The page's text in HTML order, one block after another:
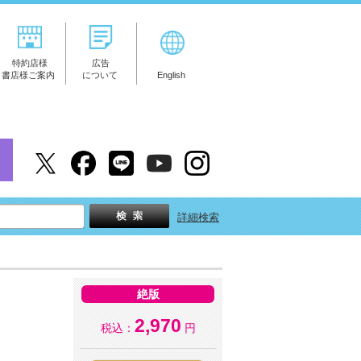
特約店様
書店様ご案内
広告
について
English
詳細検索
絶版
税込： 2,970 円